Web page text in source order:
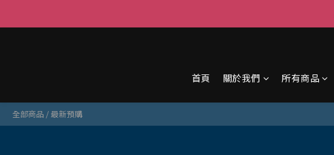
首頁 關於我們 所有商品
全部商品 /最新預購